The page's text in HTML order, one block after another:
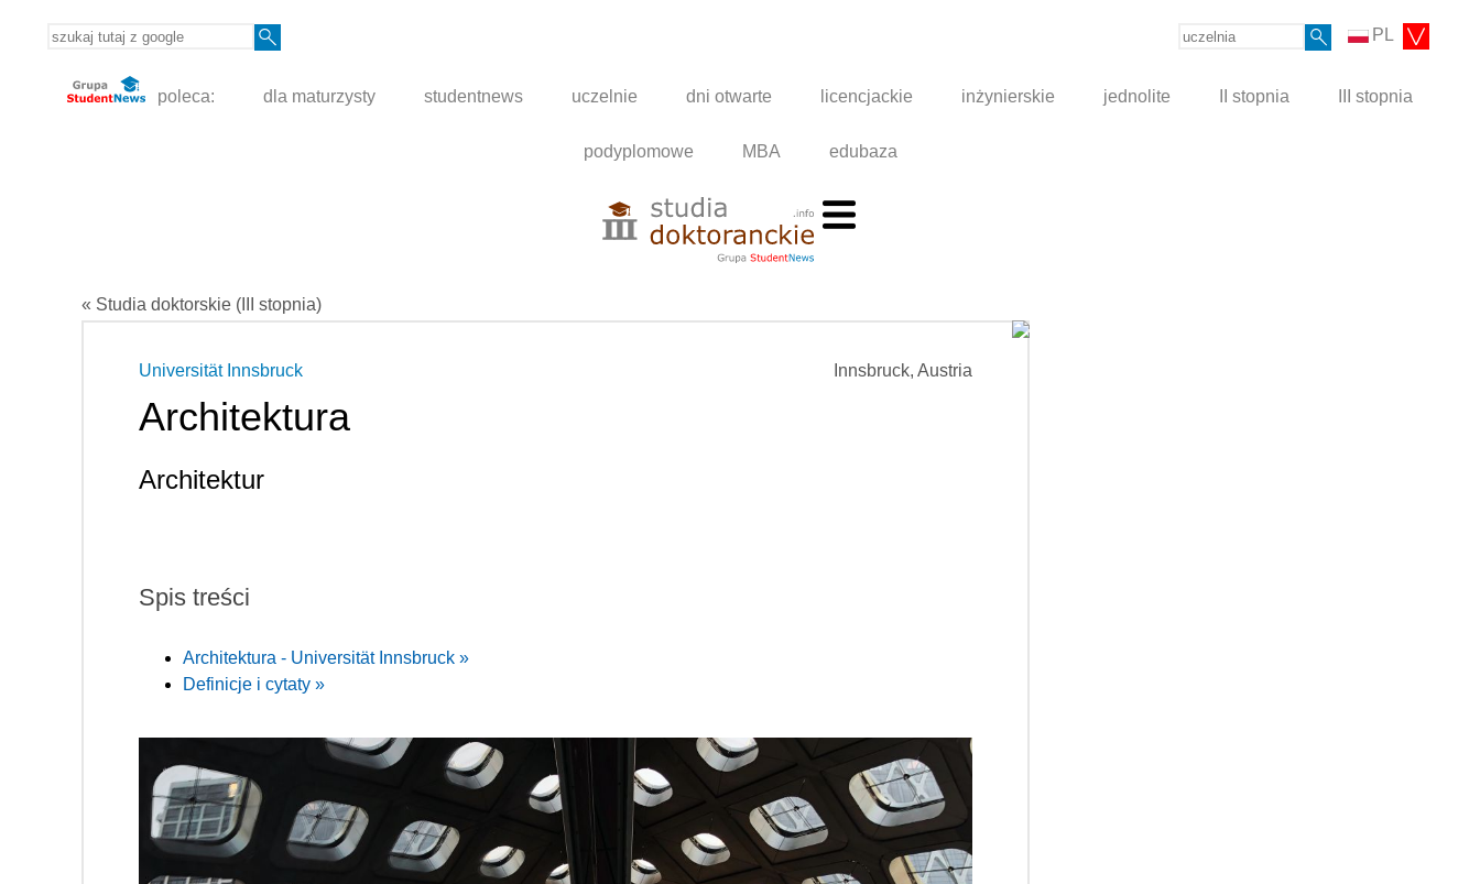
PL
poleca: dla maturzysty studentnews uczelnie dni otwarte licencjackie inżynierskie jednolite II stopnia III stopnia
podyplomowe MBA edubaza
« Studia doktorskie (III stopnia)
Innsbruck, Austria
Universität Innsbruck
Architektura
Architektur
Spis treści
Architektura - Universität Innsbruck »
Definicje i cytaty »